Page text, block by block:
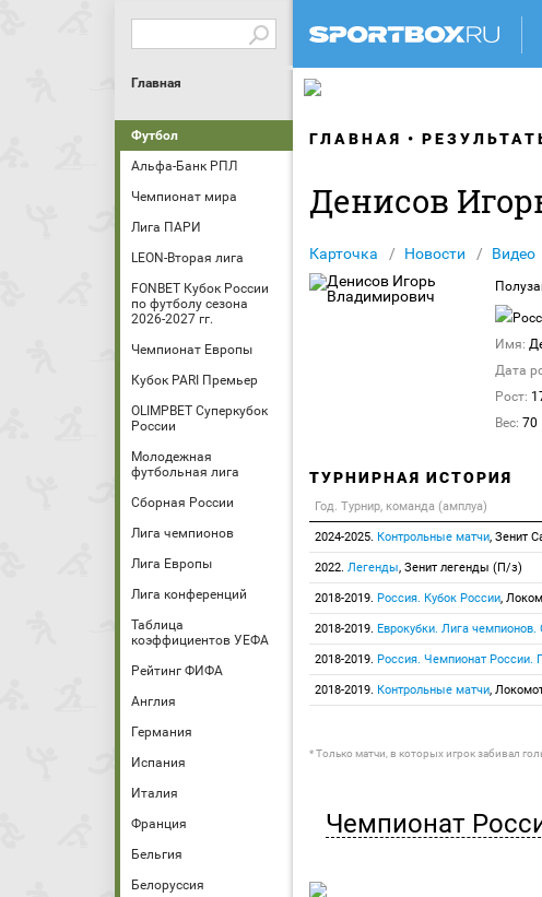
Главная
Футбол
Альфа-Банк РПЛ
Чемпионат мира
Лига ПАРИ
LEON-Вторая лига
FONBET Кубок России
по футболу сезона
2026-2027 гг.
Чемпионат Европы
Кубок PARI Премьер
OLIMPBET Суперкубок
России
Молодежная
футбольная лига
Сборная России
Лига чемпионов
Лига Европы
Лига конференций
Таблица
коэффициентов УЕФА
Рейтинг ФИФА
Англия
Германия
Испания
Италия
Франция
Бельгия
Белоруссия
ГЛАВНАЯ
Денисов
Карточка Новости Видео
Имя:
Дата
Рост:
Вес: 70
ТУРНИРНАЯ ИСТОРИЯ
Год. Турнир, команда (амплуа)
2024-2025. Контрольные матчи, Зенит
2022. Легенды, Зенит легенды (П/з)
2018-2019. Россия. Кубок России,
2018-2019. Еврокубки. Лига чемпионов.
2018-2019. Россия. Чемпионат России.
2018-2019. Контрольные матчи,
* Только матчи, в которых игрок забивал
Чемпионат